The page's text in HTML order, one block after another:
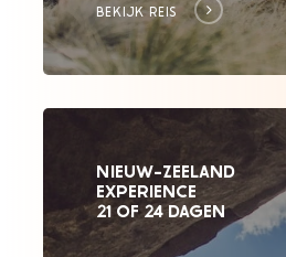
BEKIJK REIS
NIEUW-ZEELAND
EXPERIENCE
21 OF 24 DAGEN